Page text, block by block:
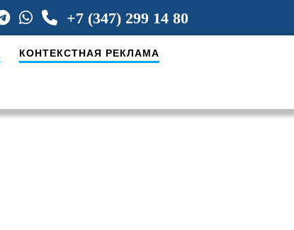
+7 (347) 299 14 80
КОНТЕКСТНАЯ РЕКЛАМА